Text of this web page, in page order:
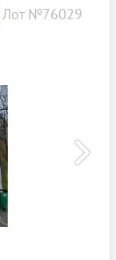
Лот №76029